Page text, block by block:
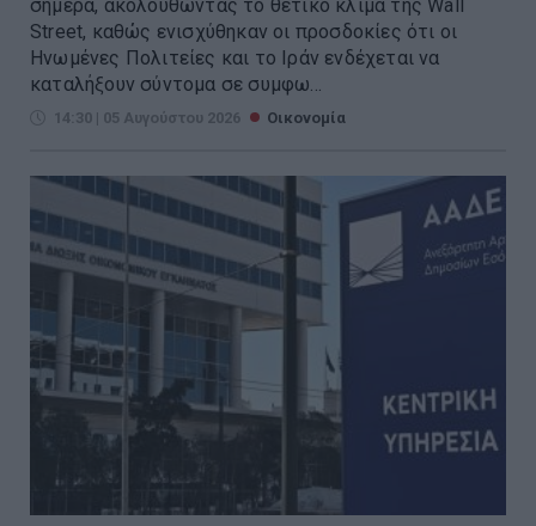
σήμερα, ακολουθώντας το θετικό κλίμα της Wall
Street, καθώς ενισχύθηκαν οι προσδοκίες ότι οι
Ηνωμένες Πολιτείες και το Ιράν ενδέχεται να
καταλήξουν σύντομα σε συμφω...
14:30 | 05 Αυγούστου 2026 Οικονομία